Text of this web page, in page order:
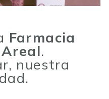
Farmacia
.
nuestra